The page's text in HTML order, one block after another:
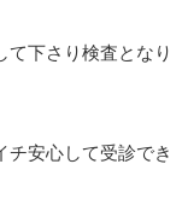
下さり検査となり
チ安心して受診でき